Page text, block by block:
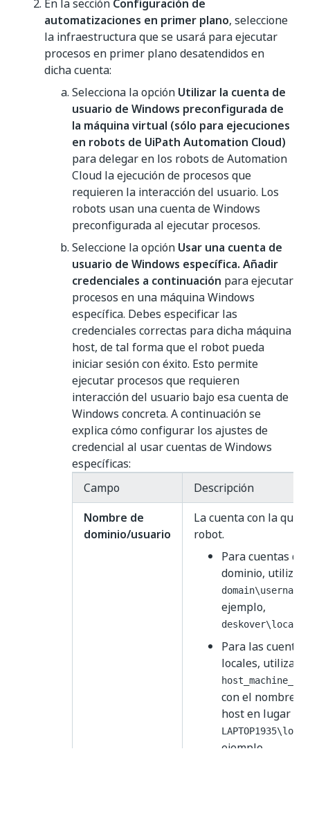
En la sección Configuración de
automatizaciones en primer plano, seleccione
la infraestructura que se usará para ejecutar
procesos en primer plano desatendidos en
dicha cuenta:
Selecciona la opción Utilizar la cuenta de
usuario de Windows preconfigurada de
la máquina virtual (sólo para ejecuciones
en robots de UiPath Automation Cloud)
para delegar en los robots de Automation
Cloud la ejecución de procesos que
requieren la interacción del usuario. Los
robots usan una cuenta de Windows
preconfigurada al ejecutar procesos.
Seleccione la opción Usar una cuenta de
usuario de Windows específica. Añadir
credenciales a continuación para ejecutar
procesos en una máquina Windows
específica. Debes especificar las
credenciales correctas para dicha máquina
host, de tal forma que el robot pueda
iniciar sesión con éxito. Esto permite
ejecutar procesos que requieren
interacción del usuario bajo esa cuenta de
Windows concreta. A continuación se
explica cómo configurar los ajustes de
credencial al usar cuentas de Windows
específicas:
Campo
Descripción
Nombre de
dominio/usuario
La cuenta con la que
robot.
Para cuentas de
dominio, utiliza
domain\username
ejemplo,
Para las
locales, utiliza
con el nombre
host en lugar
ejemplo, .